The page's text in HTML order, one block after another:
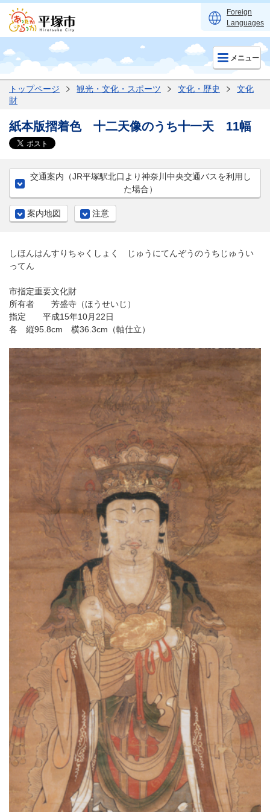
Foreign
Languages
メニュー
トップページ 観光・文化・スポーツ 文化・歴史
文化
財
紙本版摺着色 十二天像のうち十一天 11幅
交通案内（JR平塚駅北口より神奈川中央交通バスを利用し
た場合）
案内地図 注意
しほんはんすりちゃくしょく じゅうにてんぞうのうちじゅうい
ってん
市指定重要文化財
所有者 芳盛寺（ほうせいじ）
指定 平成15年10月22日
各 縦95.8cm 横36.3cm（軸仕立）